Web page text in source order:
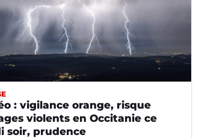
: vigilance orange, risque
violents en Occitanie ce
soir, prudence